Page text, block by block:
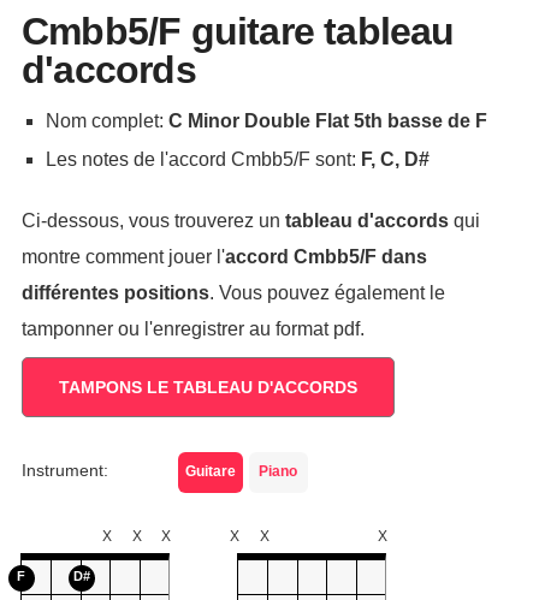
Cmbb5/F guitare tableau
d'accords
Nom complet: C Minor Double Flat 5th basse de F
Les notes de l'accord Cmbb5/F sont: F, C, D#
Ci-dessous, vous trouverez un tableau d'accordsqui
montre comment jouer l'accord Cmbb5/Fdans
différentes positions. Vous pouvez également le
tamponner ou l'enregistrer au format pdf.
TAMPONS LE TABLEAU D'ACCORDS
Instrument: Guitare Piano
F D#
X X X X X X